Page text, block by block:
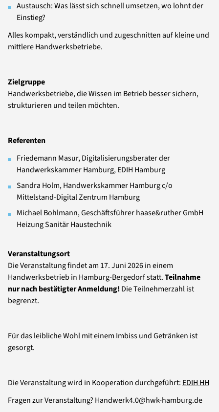
Austausch: Was lässt sich schnell umsetzen, wo lohnt der
Einstieg?
Alles kompakt, verständlich und zugeschnitten auf kleine und
mittlere Handwerksbetriebe.
Zielgruppe
Handwerksbetriebe, die Wissen im Betrieb besser sichern,
strukturieren und teilen möchten.
Referenten
Friedemann Masur, Digitalisierungsberater der
Handwerkskammer Hamburg, EDIH Hamburg
Sandra Holm, Handwerkskammer Hamburg c/o
Mittelstand-Digital Zentrum Hamburg
Michael Bohlmann, Geschäftsführer haase&ruther GmbH
Heizung Sanitär Haustechnik
Veranstaltungsort
Die Veranstaltung findet am 17. Juni 2026 in einem
Handwerksbetrieb in Hamburg-Bergedorf statt.Teilnahme
nur nach bestätigter Anmeldung! Die Teilnehmerzahl ist
begrenzt.
Für das leibliche Wohl mit einem Imbiss und Getränken ist
gesorgt.
Die Veranstaltung wird in Kooperation durchgeführt: EDIH HH
Fragen zur Veranstaltung? Handwerk4.0@hwk-hamburg.de